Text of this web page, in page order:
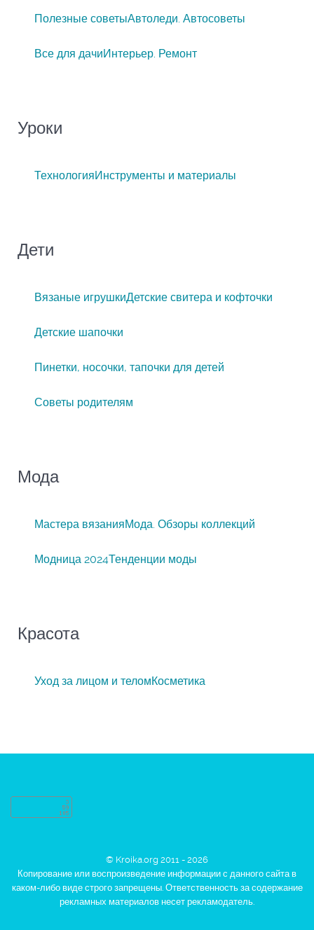
Полезные советыАвтоледи. Автосоветы
Все для дачиИнтерьер. Ремонт
Уроки
ТехнологияИнструменты и материалы
Дети
Вязаные игрушкиДетские свитера и кофточки
Детские шапочки
Пинетки, носочки, тапочки для детей
Советы родителям
Мода
Мастера вязанияМода. Обзоры коллекций
Модница 2024Тенденции моды
Красота
Уход за лицом и теломКосметика
© Kroika.org 2011 - 2026
Копирование или воспроизведение информации с данного сайта в
каком-либо виде строго запрещены. Ответственность за содержание
рекламных материалов несет рекламодатель.